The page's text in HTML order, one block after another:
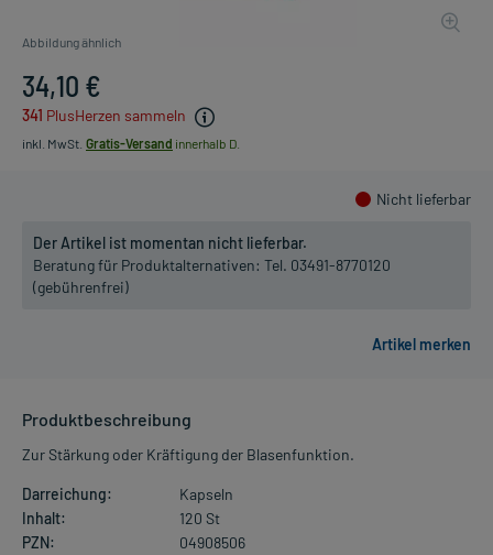
Abbildung ähnlich
34,10 €
341 PlusHerzen sammeln
inkl. MwSt. Gratis-Versand innerhalb D.
Nicht lieferbar
Der Artikel ist momentan nicht lieferbar.
Beratung für Produktalternativen: Tel. 03491-8770120
(gebührenfrei)
Produktbeschreibung
Zur Stärkung oder Kräftigung der Blasenfunktion.
Darreichung:
Kapseln
Inhalt:
120 St
PZN:
04908506